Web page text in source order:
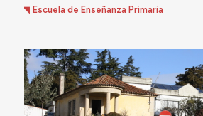
Escuela de Enseñanza Primaria